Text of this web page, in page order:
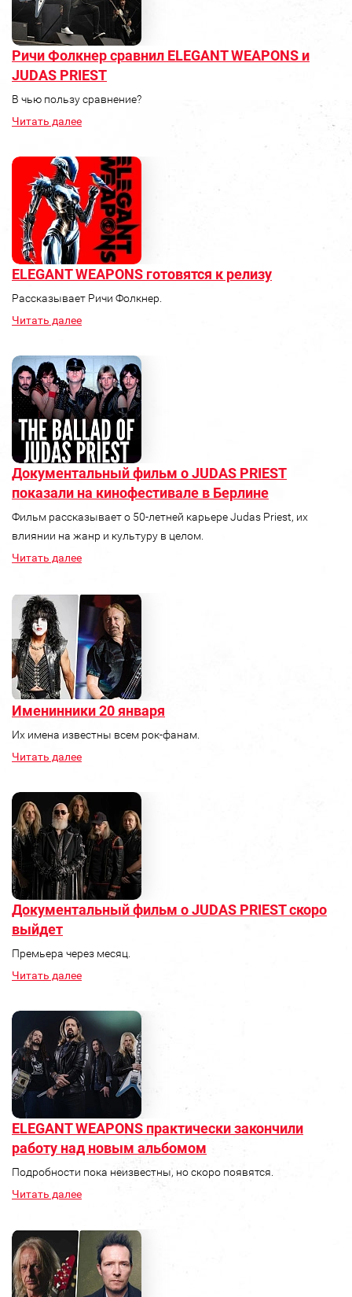
Ричи Фолкнер сравнил ELEGANT WEAPONS и
JUDAS PRIEST
В чью пользу сравнение?
Читать далее
ELEGANT WEAPONS готовятся к релизу
Рассказывает Ричи Фолкнер.
Читать далее
Документальный фильм о JUDAS PRIEST
показали на кинофестивале в Берлине
Фильм рассказывает о 50-летней карьере Judas Priest, их
влиянии на жанр и культуру в целом.
Читать далее
Именинники 20 января
Их имена известны всем рок-фанам.
Читать далее
Документальный фильм о JUDAS PRIEST скоро
выйдет
Премьера через месяц.
Читать далее
ELEGANT WEAPONS практически закончили
работу над новым альбомом
Подробности пока неизвестны, но скоро появятся.
Читать далее